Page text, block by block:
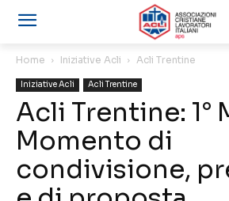
Home Iniziative Acli Acli Trentine
Iniziative Acli Acli Trentine
Acli Trentine: 1°
Momento di
condivisione,